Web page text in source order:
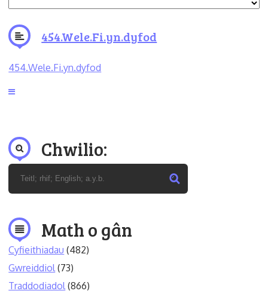
454.Wele.Fi.yn.dyfod
454.Wele.Fi.yn.dyfod
Chwilio:
Math o gân
Cyfieithiadau (482)
Gwreiddiol (73)
Traddodiadol (866)